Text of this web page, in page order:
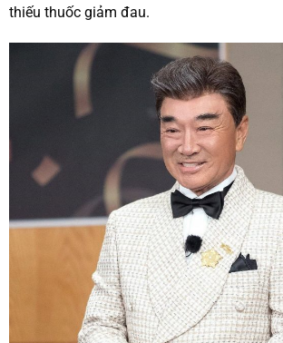
thiếu thuốc giảm đau.